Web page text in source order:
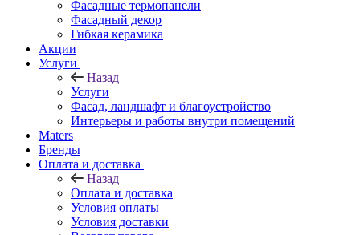
Фасадные термопанели
Фасадный декор
Гибкая керамика
Акции
Услуги
Назад
Услуги
Фасад, ландшафт и благоустройство
Интерьеры и работы внутри помещений
Maters
Бренды
Оплата и доставка
Назад
Оплата и доставка
Условия оплаты
Условия доставки